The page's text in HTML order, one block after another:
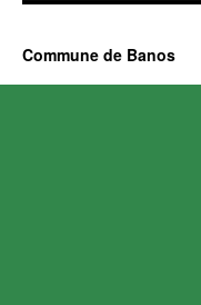
Commune de Banos